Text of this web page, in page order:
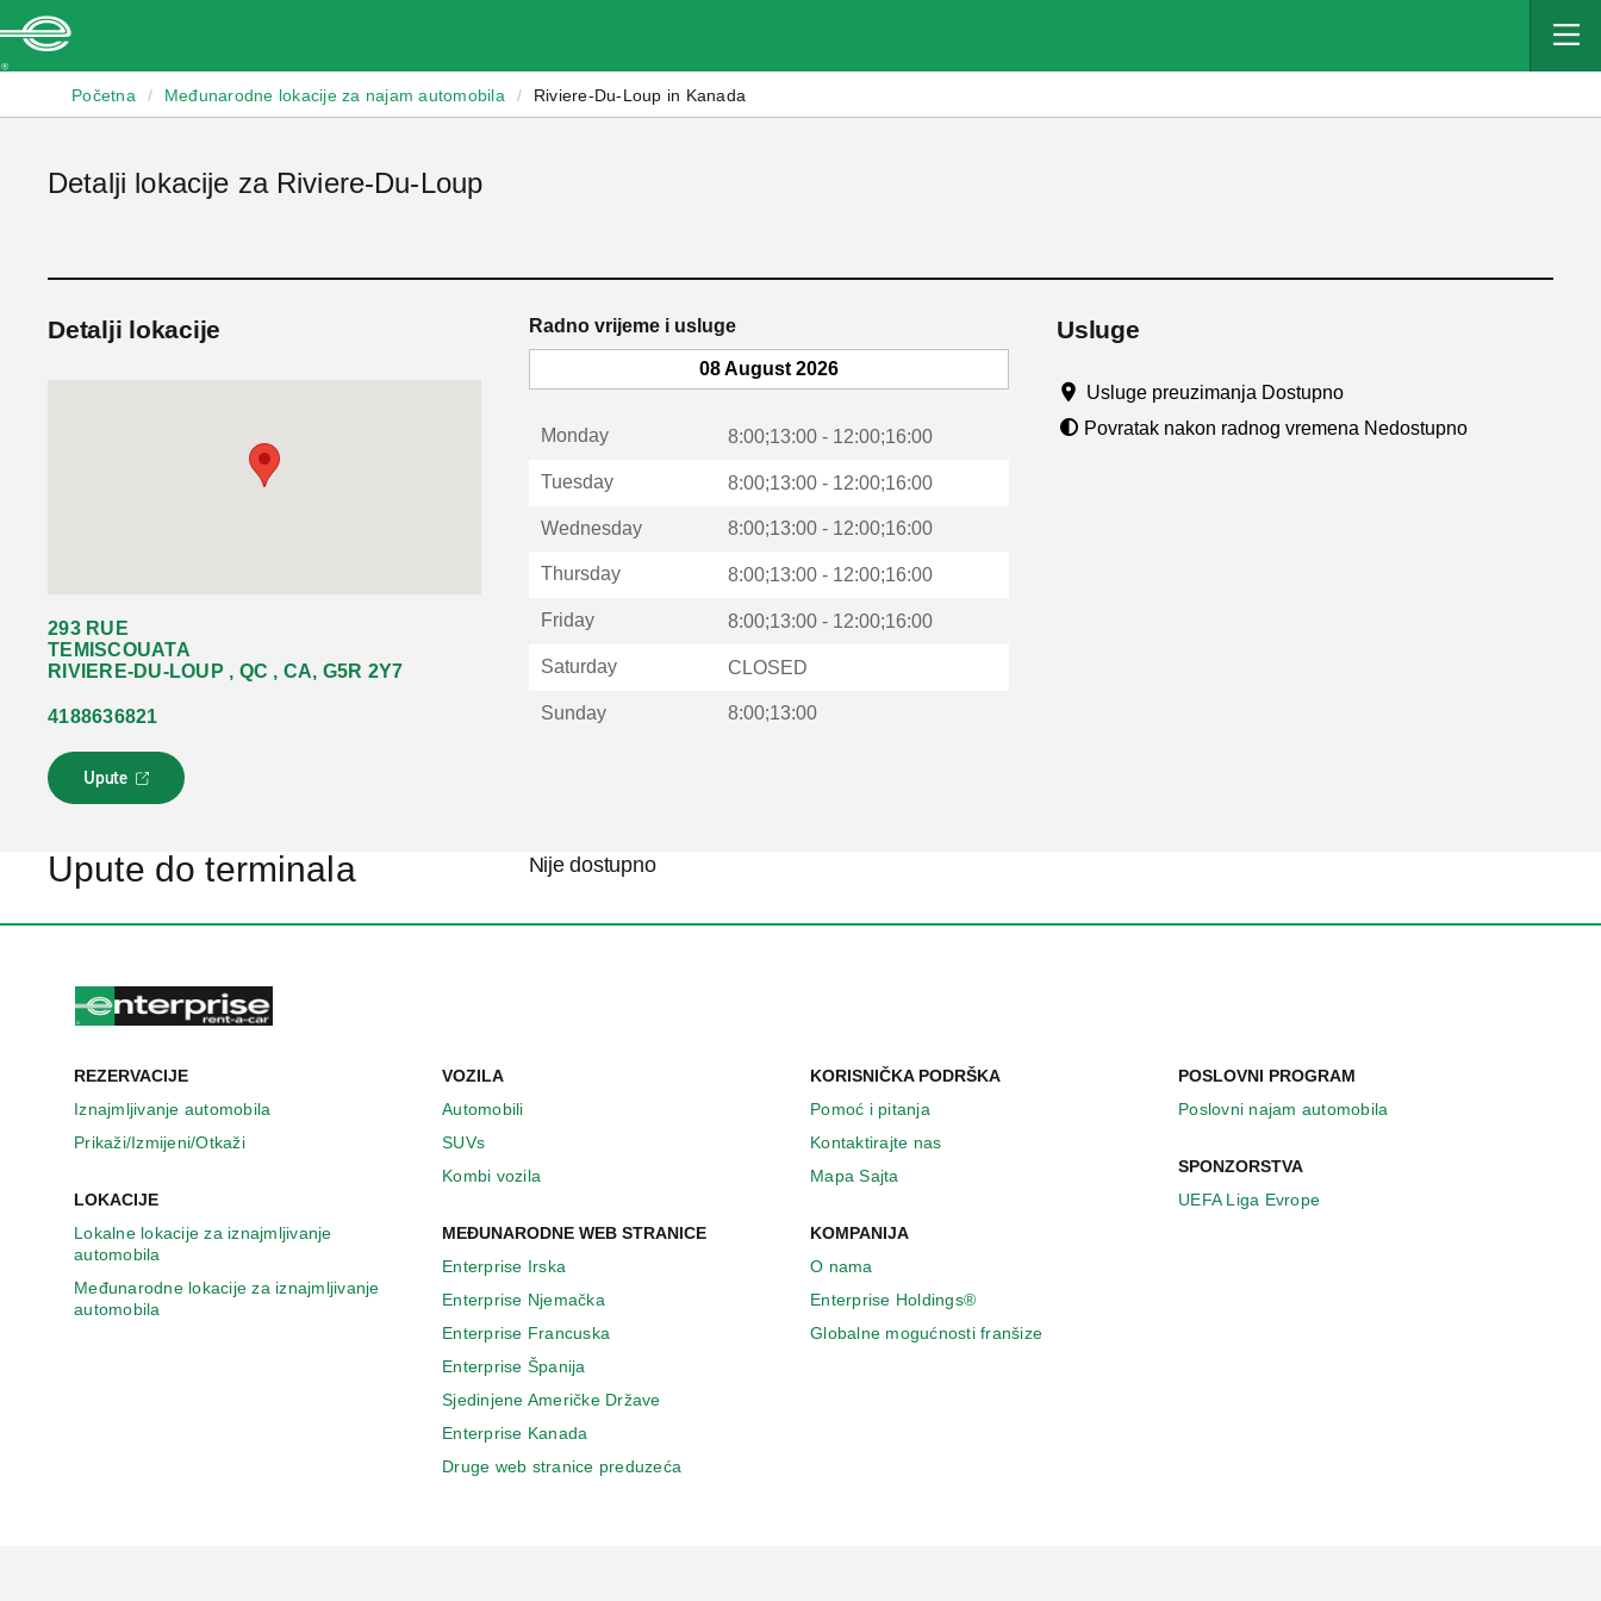
Početna / Međunarodne lokacije za najam automobila / Riviere-Du-Loup in Kanada
Detalji lokacije za Riviere-Du-Loup
Detalji lokacije
293 RUE
TEMISCOUATA
RIVIERE-DU-LOUP , QC , CA, G5R 2Y7
4188636821
Upute
L
i
s
o
a
r
u
o
v
m
p
r
o
z
o
Radno vrijeme i usluge
08 August 2026
Monday 8:00;13:00 - 12:00;16:00
Tuesday 8:00;13:00 - 12:00;16:00
Wednesday 8:00;13:00 - 12:00;16:00
Thursday 8:00;13:00 - 12:00;16:00
Friday 8:00;13:00 - 12:00;16:00
Saturday CLOSED
Sunday 8:00;13:00
Usluge
Usluge preuzimanja Dostupno
Povratak nakon radnog vremena Nedostupno
Upute do terminala Nije dostupno
REZERVACIJE
Iznajmljivanje automobila
Prikaži/Izmijeni/Otkaži
LOKACIJE
Lokalne lokacije za iznajmljivanje
automobila
Međunarodne lokacije za iznajmljivanje
automobila
VOZILA
Automobili
SUVs
Kombi vozila
MEĐUNARODNE WEB STRANICE
Enterprise Irska
Enterprise Njemačka
Enterprise Francuska
Enterprise Španija
Sjedinjene Američke Države
Enterprise Κanada
Druge web stranice preduzeća
KORISNIČKA PODRŠKA
Pomoć i pitanja
Kontaktirajte nas
Mapa Sajta
KOMPANIJA
O nama
Enterprise Holdings®
Globalne mogućnosti franšize
POSLOVNI PROGRAM
Poslovni najam automobila
SPONZORSTVA
UEFA Liga Evrope